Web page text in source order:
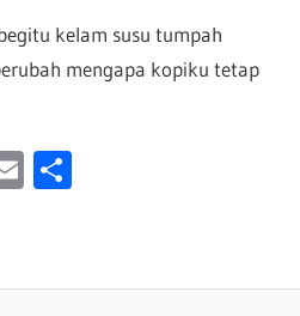
kelam susu tumpah
mengapa kopiku tetap
Email